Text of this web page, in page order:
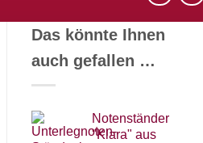
Das könnte Ihnen
auch gefallen …
Notenständer
"Klara" aus